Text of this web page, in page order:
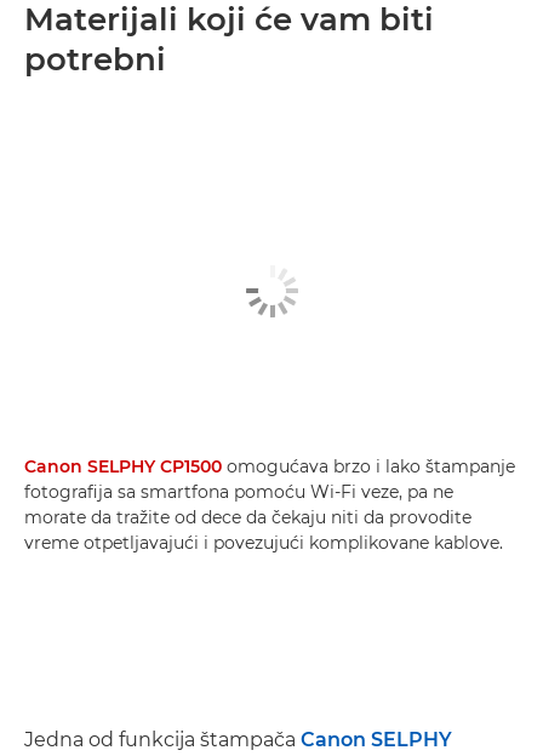
Materijali koji će vam biti
potrebni
Canon SELPHY CP1500 omogućava brzo i lako štampanje
fotografija sa smartfona pomoću Wi-Fi veze, pa ne
morate da tražite od dece da čekaju niti da provodite
vreme otpetljavajući i povezujući komplikovane kablove.
Jedna od funkcija štampača Canon SELPHY